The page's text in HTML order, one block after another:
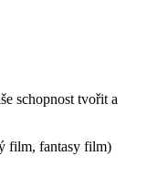
schopnost tvořit a
film, fantasy film)